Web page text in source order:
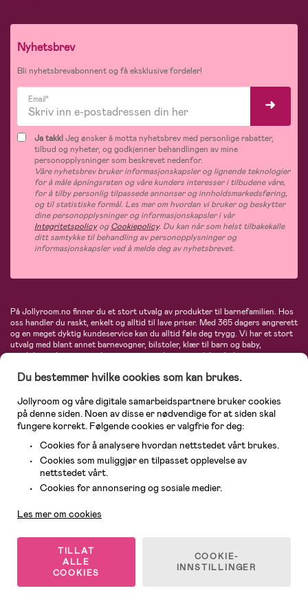
Nyhetsbrev
Bli nyhetsbrevabonnent og få eksklusive fordeler!
Email*
Ja takk!Jeg ønsker å motta nyhetsbrev med personlige rabatter,
tilbud og nyheter, og godkjenner behandlingen av mine
personopplysninger som beskrevet nedenfor.
Våre nyhetsbrev bruker informasjonskapsler og lignende teknologier
for å måle åpningsraten og våre kunders interesser i tilbudene våre,
for å tilby personlig tilpassede annonser og innholdsmarkedsføring,
og til statistiske formål. Les mer om hvordan vi bruker og beskytter
dine personopplysninger og informasjonskapsler i vår
IntegritetspolicyogCookiepolicy. Du kan når som helst tilbakekalle
ditt samtykke til behandling av personopplysninger og
informasjonskapsler ved å melde deg av nyhetsbrevet.
På Jollyroom.no finner du et stort utvalg av produkter til barnefamilien. Hos
oss handler du raskt, enkelt og alltid til lave priser. Med 365 dagers angrerett
og en meget dyktig kundeservice kan du alltid føle deg trygg. Vi har et stort
utvalg med blant annet barnevogner, bilstoler, klær til barn og baby,
produkter til mor, mengder av inspirerende interiør, leker, babyustyr og mye
Maxi-Cosi, Baby Jogger, BabyBjörn, Didriksons, KidKraft, Ergobaby, Philips
største nettbutikk for barn og baby!
Du bestemmer hvilke cookies som kan brukes.
Jollyroom og våre digitale samarbeidspartnere bruker cookies
på denne siden. Noen av disse er nødvendige for at siden skal
fungere korrekt. Følgende cookies er valgfrie for deg:
Cookies for å analysere hvordan nettstedet vårt brukes.
Cookies som muliggjør en tilpasset opplevelse av
nettstedet vårt.
Cookies for annonsering og sosiale medier.
Les mer om cookies
TILLAT
ALLE
COOKIES
COOKIE-
INNSTILLINGER